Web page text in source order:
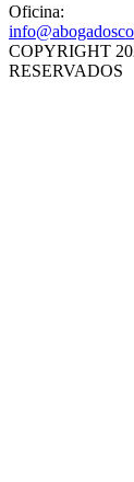
Oficina:
COPYRIGHT